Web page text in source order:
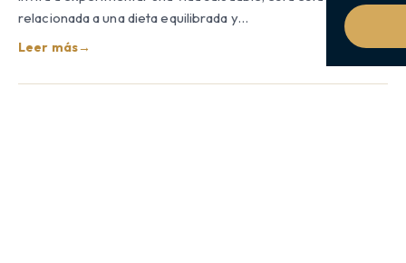
relacionada a una dieta equilibrada y…
Leer más→